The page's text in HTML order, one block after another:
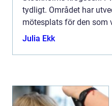
tydligt. Området har
mötesplats för den som
stämning med
Julia Ekk